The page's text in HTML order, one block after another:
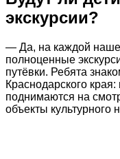
экскурсии?
— Да, на каждой
полноценные
путёвки. Ребята
Краснодарского
поднимаются на
объекты культурного